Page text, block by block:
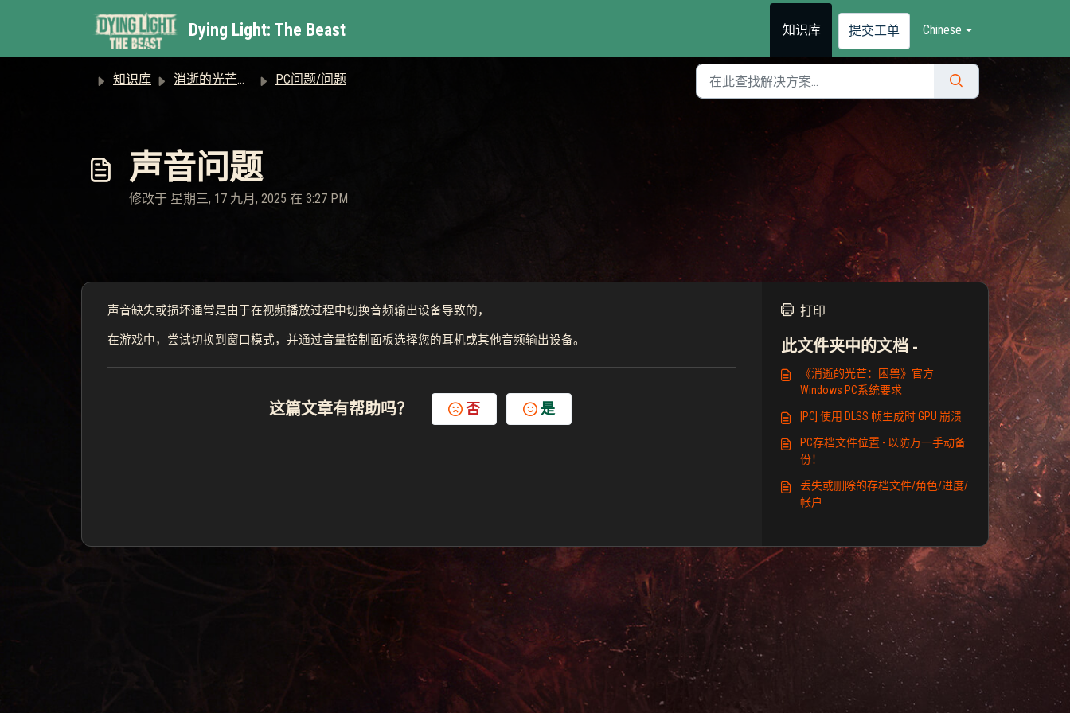
Dying Light: The Beast 知识库 提交工单 Chinese
知识库 消逝的光芒：困兽 PC问题/问题
声音问题
修改于 星期三, 17 九月, 2025 在 3:27 PM
声音缺失或损坏通常是由于在视频播放过程中切换音频输出设备导致的，
在游戏中，尝试切换到窗口模式，并通过音量控制面板选择您的耳机或其他音频输出设备。
这篇文章有帮助吗？ 否 是
打印
此文件夹中的文档 -
《消逝的光芒：困兽》官方
Windows PC系统要求
[PC] 使用 DLSS 帧生成时 GPU 崩溃
PC存档文件位置 - 以防万一手动备
份！
丢失或删除的存档文件/角色/进度/
帐户